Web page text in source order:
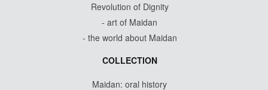
Revolution of Dignity
- art of Maidan
- the world about Maidan
COLLECTION
Maidan: oral history